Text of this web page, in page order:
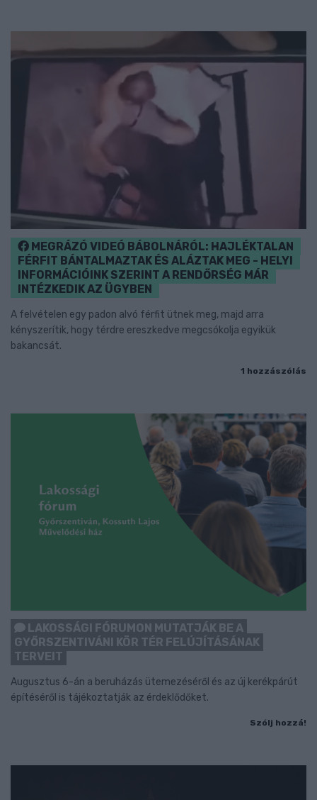
MEGRÁZÓ VIDEÓ BÁBOLNÁRÓL: HAJLÉKTALAN
FÉRFIT BÁNTALMAZTAK ÉS ALÁZTAK MEG - HELYI
INFORMÁCIÓINK SZERINT A RENDŐRSÉG MÁR
INTÉZKEDIK AZ ÜGYBEN
A felvételen egy padon alvó férfit ütnek meg, majd arra
kényszerítik, hogy térdre ereszkedve megcsókolja egyikük
bakancsát.
1 hozzászólás
LAKOSSÁGI FÓRUMON MUTATJÁK BE A
GYŐRSZENTIVÁNI KÖR TÉR FELÚJÍTÁSÁNAK
TERVEIT
Augusztus 6-án a beruházás ütemezéséről és az új kerékpárút
építéséről is tájékoztatják az érdeklődőket.
Szólj hozzá!